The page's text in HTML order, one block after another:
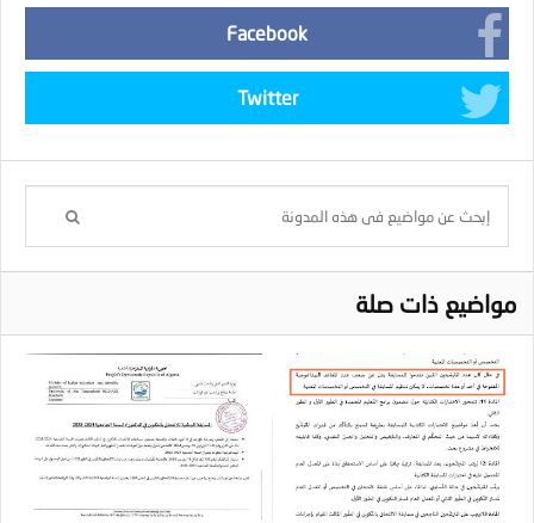
Facebook
Twitter
مواضيع ذات صلة